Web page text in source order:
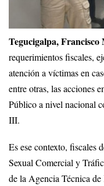
Tegucigalpa, Francisco
requerimientos fiscales,
atención a víctimas en
entre otras, las acciones
Público a nivel nacional
III.
Es ese contexto, fiscales
Sexual Comercial y
de la Agencia Técnica